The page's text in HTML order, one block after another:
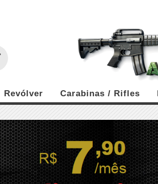
Revólver Carabinas / Rifles